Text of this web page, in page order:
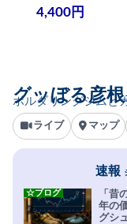
4,400円
ボルダリングジムと
グッぼる彦根
ライブ マップ
速報
「昔
年の
グシ
☆ブログ